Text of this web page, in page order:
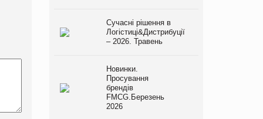
Сучасні рішення в
Логістиці&Дистрибуції
– 2026. Травень
Новинки.
Просування
брендів
FMCG.Березень
2026